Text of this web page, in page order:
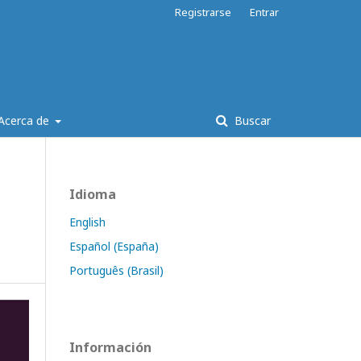
de Buscar
Registrarse Entrar
Idioma
English
Español (España)
Português (Brasil)
Información